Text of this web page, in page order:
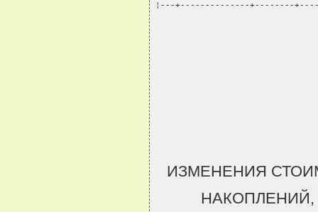
¦---+--------------+--------
ИЗМЕНЕНИЯ